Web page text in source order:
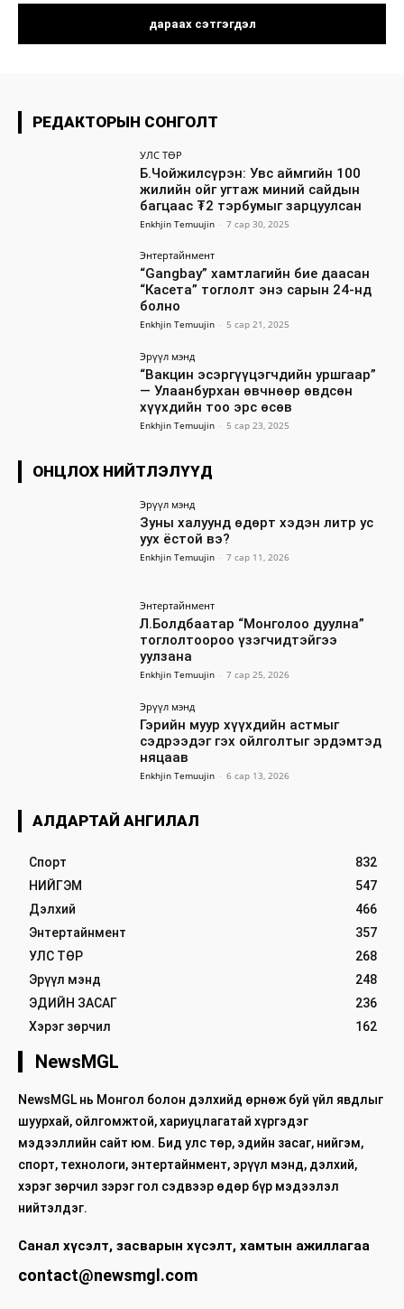
РЕДАКТОРЫН СОНГОЛТ
УЛС ТӨР
Б.Чойжилсүрэн: Увс аймгийн 100
жилийн ойг угтаж миний сайдын
багцаас ₮2 тэрбумыг зарцуулсан
Enkhjin Temuujin - 7 сар 30, 2025
Энтертайнмент
“Gangbay” хамтлагийн бие даасан
“Касета” тоглолт энэ сарын 24-нд
болно
Enkhjin Temuujin - 5 сар 21, 2025
Эрүүл мэнд
“Вакцин эсэргүүцэгчдийн уршгаар”
— Улаанбурхан өвчнөөр өвдсөн
хүүхдийн тоо эрс өсөв
Enkhjin Temuujin - 5 сар 23, 2025
ОНЦЛОХ НИЙТЛЭЛҮҮД
Эрүүл мэнд
Зуны халуунд өдөрт хэдэн литр ус
уух ёстой вэ?
Enkhjin Temuujin - 7 сар 11, 2026
Энтертайнмент
Л.Болдбаатар “Монголоо дуулна”
тоглолтоороо үзэгчидтэйгээ
уулзана
Enkhjin Temuujin - 7 сар 25, 2026
Эрүүл мэнд
Гэрийн муур хүүхдийн астмыг
сэдрээдэг гэх ойлголтыг эрдэмтэд
няцаав
Enkhjin Temuujin - 6 сар 13, 2026
АЛДАРТАЙ АНГИЛАЛ
Спорт
832
НИЙГЭМ
547
Дэлхий
466
Энтертайнмент
357
УЛС ТӨР
268
Эрүүл мэнд
248
ЭДИЙН ЗАСАГ
236
Хэрэг зөрчил
162
NewsMGL
NewsMGL нь Монгол болон дэлхийд өрнөж буй үйл явдлыг
шуурхай, ойлгомжтой, хариуцлагатай хүргэдэг
мэдээллийн сайт юм. Бид улс төр, эдийн засаг, нийгэм,
спорт, технологи, энтертайнмент, эрүүл мэнд, дэлхий,
хэрэг зөрчил зэрэг гол сэдвээр өдөр бүр мэдээлэл
нийтэлдэг.
Санал хүсэлт, засварын хүсэлт, хамтын ажиллагаа
contact@newsmgl.com